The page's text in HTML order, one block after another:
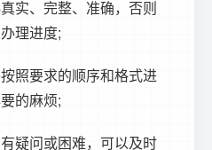
实、完整、准确，否则
理进度;
照要求的顺序和格式进
的麻烦;
疑问或困难，可以及时